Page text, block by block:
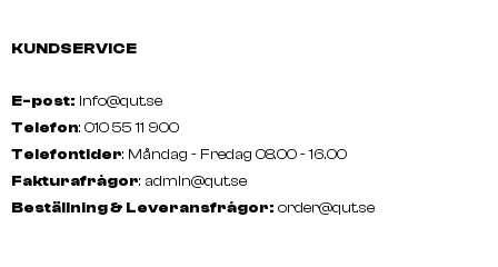
KUNDSERVICE
E-post: info@qut.se
Telefon: 010 55 11 900
Telefontider: Måndag - Fredag 08.00 - 16.00
Fakturafrågor: admin@qut.se
Beställning & Leveransfrågor: order@qut.se